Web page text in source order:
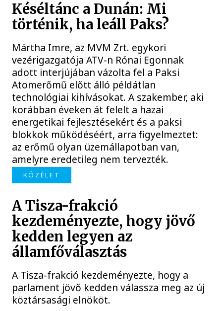
Késéltánc a Dunán: Mi
történik, ha leáll Paks?
Mártha Imre, az MVM Zrt. egykori
vezérigazgatója ATV-n Rónai Egonnak
adott interjújában vázolta fel a Paksi
Atomerőmű előtt álló példátlan
technológiai kihívásokat. A szakember, aki
korábban éveken át felelt a hazai
energetikai fejlesztésekért és a paksi
blokkok működéséért, arra figyelmeztet:
az erőmű olyan üzemállapotban van,
amelyre eredetileg nem tervezték.
KÖZÉLET
A Tisza-frakció
kezdeményezte, hogy jövő
kedden legyen az
államfőválasztás
A Tisza-frakció kezdeményezte, hogy a
parlament jövő kedden válassza meg az új
köztársasági elnököt.